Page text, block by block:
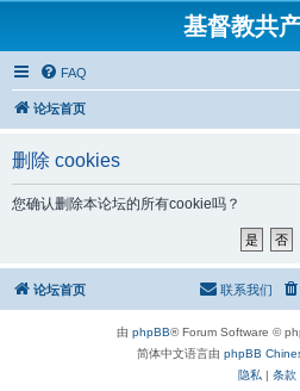
基督教共
FAQ
论坛首页
删除 cookies
您确认删除本论坛的所有cookie吗？
论坛首页 联系我们
由 phpBB® Forum Software ©
简体中文语言由 phpBB
隐私 | 条款